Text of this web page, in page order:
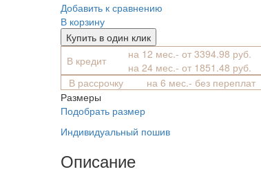
Добавить к сравнению
В корзину
Купить в один клик
В кредит
на 12 мес.- от 3394.98 руб.
на 24 мес.- от 1851.48 руб.
В рассрочку
на 6 мес.- без переплат
Размеры
Подобрать размер
Индивидуальный пошив
Описание